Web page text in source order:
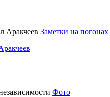
Заметки на погонах
Фото